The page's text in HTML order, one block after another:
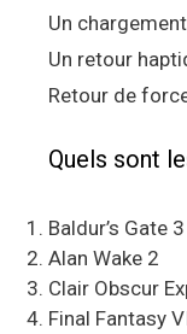
Un
Un retour
Retour de
Quels sont
Baldur’s Gate 3
Alan Wake 2
Clair Obscur
Final Fantasy